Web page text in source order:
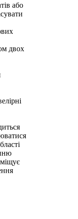
або
двох